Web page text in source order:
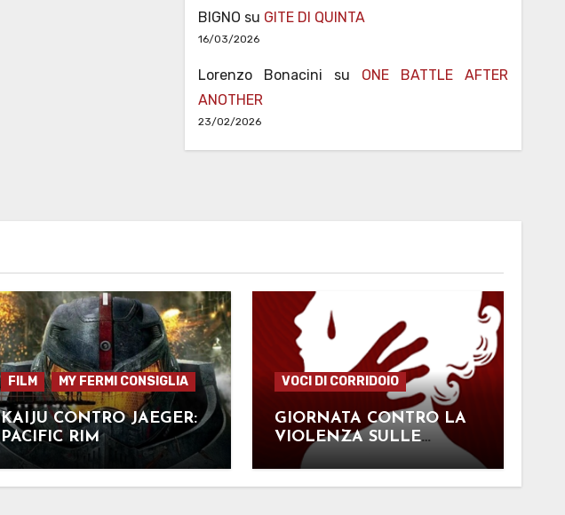
BIGNO su GITE DI QUINTA
16/03/2026
Lorenzo Bonacini su ONE BATTLE AFTER
ANOTHER
23/02/2026
FILM MY FERMI CONSIGLIA
KAIJU CONTRO JAEGER:
PACIFIC RIM
VOCI DI CORRIDOIO
GIORNATA CONTRO LA
VIOLENZA SULLE
DONNE: SELEZIONATI I